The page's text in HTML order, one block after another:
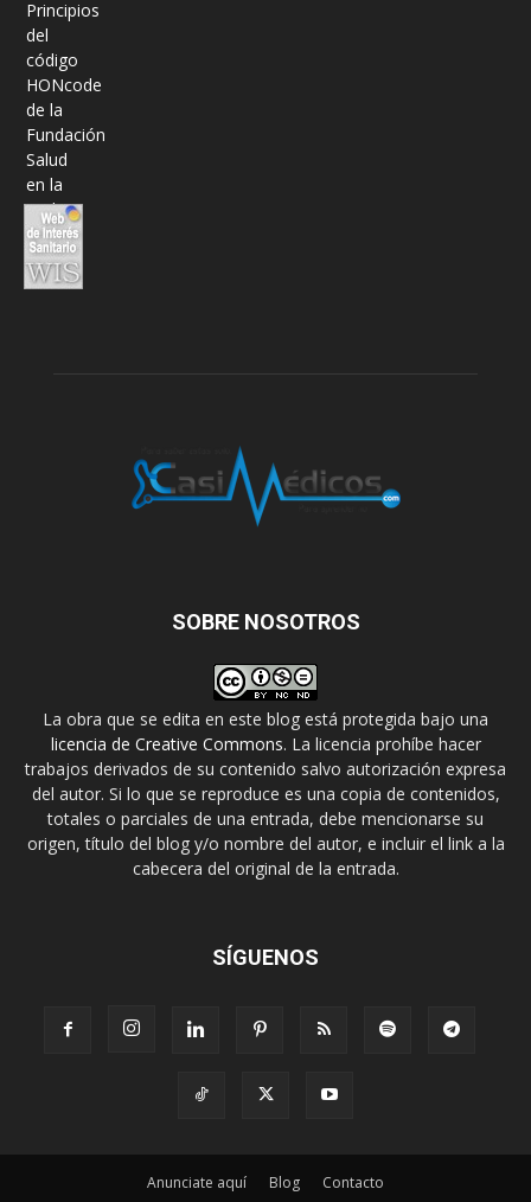
SOBRE NOSOTROS
La obra que se edita en este blog está protegida bajo una
licencia de Creative Commons. La licencia prohíbe hacer
trabajos derivados de su contenido salvo autorización expresa
del autor. Si lo que se reproduce es una copia de contenidos,
totales o parciales de una entrada, debe mencionarse su
origen, título del blog y/o nombre del autor, e incluir el link a la
cabecera del original de la entrada.
SÍGUENOS
Anunciate aquí Blog Contacto